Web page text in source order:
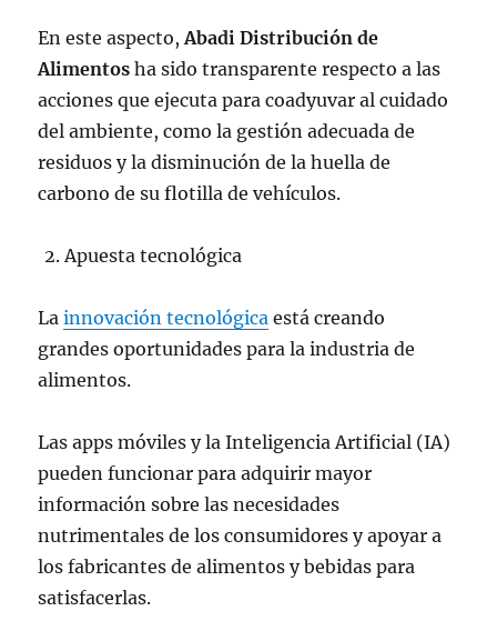
En este aspecto,Abadi Distribución de
Alimentosha sido transparente respecto a las
acciones que ejecuta para coadyuvar al cuidado
del ambiente, como la gestión adecuada de
residuos y la disminución de la huella de
carbono de su flotilla de vehículos.
Apuesta tecnológica
Lainnovación tecnológica está creando
grandes oportunidades para la industria de
alimentos.
Las apps móviles y la Inteligencia Artificial (IA)
pueden funcionar para adquirir mayor
información sobre las necesidades
nutrimentales de los consumidores y apoyar a
los fabricantes de alimentos y bebidas para
satisfacerlas.